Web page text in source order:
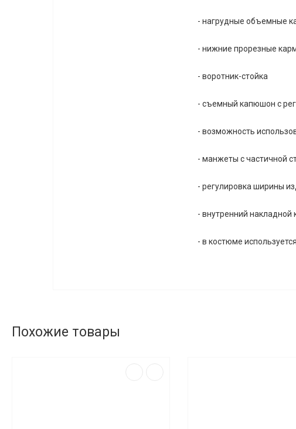
- нагрудные объемные
- нижние прорезные
- воротник-стойка
- съемный капюшон с
- возможность
- манжеты с частичной
- регулировка ширины
- внутренний накладной
- в костюме
Похожие товары